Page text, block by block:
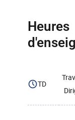
Heures
TD